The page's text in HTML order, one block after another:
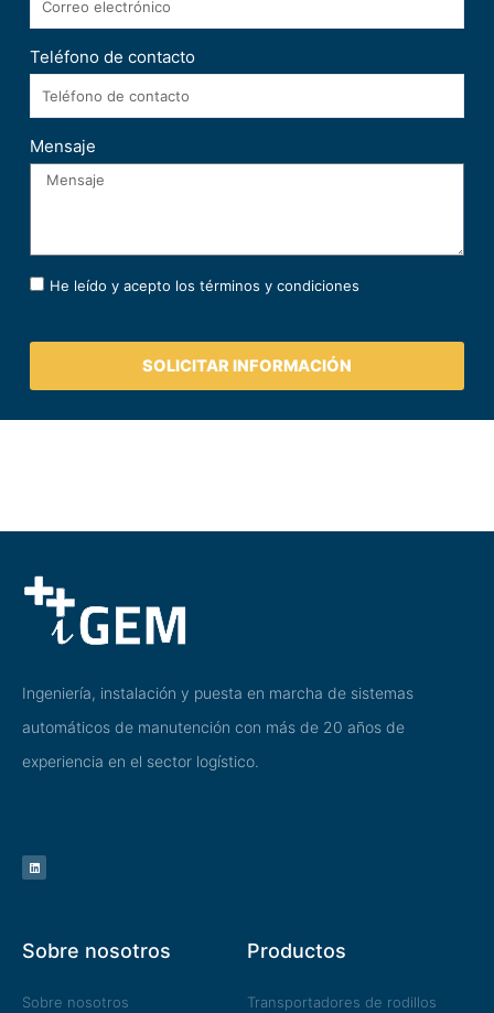
Teléfono de contacto
Mensaje
He leído y acepto los términos y condiciones
SOLICITAR INFORMACIÓN
Ingeniería, instalación y puesta en marcha de sistemas
automáticos de manutención con más de 20 años de
experiencia en el sector logístico.
n
k
e
Sobre nosotros
Sobre nosotros
Productos
Transportadores de rodillos